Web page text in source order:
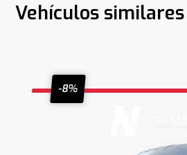
Vehículos similares
-8%